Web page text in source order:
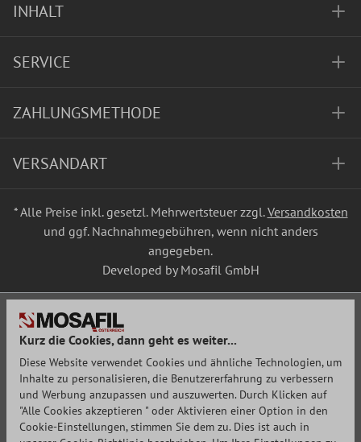
INHALT
SERVICE
ZAHLUNGSMETHODE
VERSANDART
* Alle Preise inkl. gesetzl. Mehrwertsteuer zzgl.Versandkosten
und ggf. Nachnahmegebühren, wenn nicht anders
angegeben.
Developed by Mosafil GmbH
Kurz die Cookies, dann geht es weiter...
Diese Website verwendet Cookies und ähnliche Technologien, um
Inhalte zu personalisieren, die Benutzererfahrung zu verbessern
und Werbung anzupassen und auszuwerten. Durch Klicken auf
"Alle Cookies akzeptieren " oder Aktivieren einer Option in den
Cookie-Einstellungen, stimmen Sie dem zu. Dies ist auch in